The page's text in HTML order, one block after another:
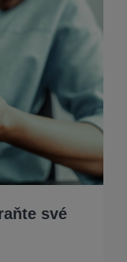
své